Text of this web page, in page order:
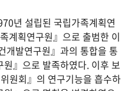
역사
연구자들
년 설립된 국립가족계획연
계획연구원』으로 출범한 이
개발연구원』과의 통합을 통
』으로 발족하였다. 이후 보
원회』의 연구기능을 흡수하